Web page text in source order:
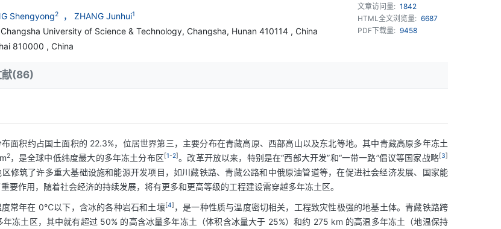
Shengyong2 ， ZHANG Junhui1
University of Science & Technology, Changsha, Hunan 410114 , China
810000 , China
文章访问量: 1842
HTML全文浏览量: 6687
PDF下载量: 9458
献(86)
面积约占国土面积的 22.3%，位居世界第三，主要分布在青藏高原、西部高山以及东北等地。其中青藏高原多年冻土
2，是全球中低纬度最大的多年冻土分布区[1-2]。改革开放以来，特别是在“西部大开发”和“一带一路”倡议等国家战略[3]
修筑了许多重大基础设施和能源开发项目，如川藏铁路、青藏公路和中俄原油管道等，在促进社会经济发展、国家能
要作用，随着社会经济的持续发展，将有更多和更高等级的工程建设需穿越多年冻土区。
度常年在 0℃以下，含冰的各种岩石和土壤[4] ，是一种性质与温度密切相关，工程致灾性极强的地基土体。青藏铁路跨
冻土区，其中就有超过 50% 的高含冰量多年冻土（体积含冰量大于 25%）和约 275 km 的高温多年冻土（地温保持